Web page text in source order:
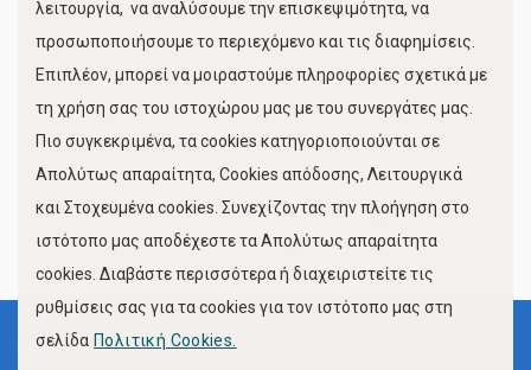
FOLLOW US
Όροι Χρήσης
λειτουργία, να αναλύσουμε την επισκεψιμότητα, να
προσωποποιήσουμε το περιεχόμενο και τις διαφημίσεις.
Επιπλέον, μπορεί να μοιραστούμε πληροφορίες σχετικά με
τη χρήση σας του ιστοχώρου μας με του συνεργάτες μας.
Πιο συγκεκριμένα, τα cookies κατηγοριοποιούνται σε
Απολύτως απαραίτητα, Cookies απόδοσης, Λειτουργικά
και Στοχευμένα cookies. Συνεχίζοντας την πλοήγηση στο
ιστότοπο μας αποδέχεστε τα Απολύτως απαραίτητα
cookies. Διαβάστε περισσότερα ή διαχειριστείτε τις
ρυθμίσεις σας για τα cookies για τον ιστότοπο μας στη
σελίδα Πολιτική Cookies.